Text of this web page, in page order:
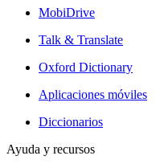
MobiDrive
Talk & Translate
Oxford Dictionary
Aplicaciones móviles
Diccionarios
Ayuda y recursos